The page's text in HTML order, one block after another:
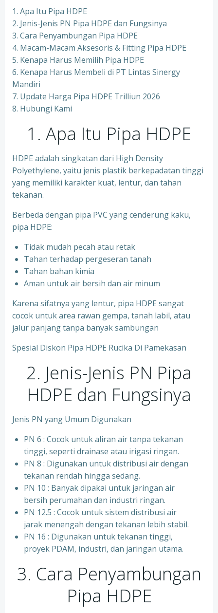
1. Apa Itu Pipa HDPE
2. Jenis-Jenis PN Pipa HDPE dan Fungsinya
3. Cara Penyambungan Pipa HDPE
4. Macam-Macam Aksesoris & Fitting Pipa HDPE
5. Kenapa Harus Memilih Pipa HDPE
6. Kenapa Harus Membeli di PT Lintas Sinergy
Mandiri
7. Update Harga Pipa HDPE Trilliun 2026
8. Hubungi Kami
1. Apa Itu Pipa HDPE
HDPE adalah singkatan dari High Density
Polyethylene, yaitu jenis plastik berkepadatan tinggi
yang memiliki karakter kuat, lentur, dan tahan
tekanan.
Berbeda dengan pipa PVC yang cenderung kaku,
pipa HDPE:
Tidak mudah pecah atau retak
Tahan terhadap pergeseran tanah
Tahan bahan kimia
Aman untuk air bersih dan air minum
Karena sifatnya yang lentur, pipa HDPE sangat
cocok untuk area rawan gempa, tanah labil, atau
jalur panjang tanpa banyak sambungan
Spesial Diskon Pipa HDPE Rucika Di Pamekasan
2. Jenis-Jenis PN Pipa
HDPE dan Fungsinya
Jenis PN yang Umum Digunakan
PN 6 : Cocok untuk aliran air tanpa tekanan
tinggi, seperti drainase atau irigasi ringan.
PN 8 : Digunakan untuk distribusi air dengan
tekanan rendah hingga sedang.
PN 10 : Banyak dipakai untuk jaringan air
bersih perumahan dan industri ringan.
⁠PN 12.5 : Cocok untuk sistem distribusi air
jarak menengah dengan tekanan lebih stabil.
⁠PN 16 : Digunakan untuk tekanan tinggi,
proyek PDAM, industri, dan jaringan utama.
3. Cara Penyambungan
Pipa HDPE